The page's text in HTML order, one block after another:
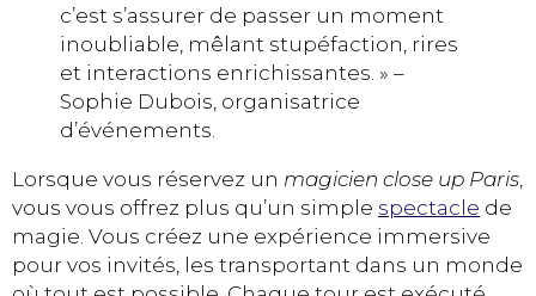
c’est s’assurer de passer un moment
inoubliable, mêlant stupéfaction, rires
et interactions enrichissantes. » –
Sophie Dubois, organisatrice
d’événements.
Lorsque vous réservez un magicien close up Paris
vous vous offrez plus qu’un simple spectacle de
magie. Vous créez une expérience immersive
pour vos invités, les transportant dans un monde